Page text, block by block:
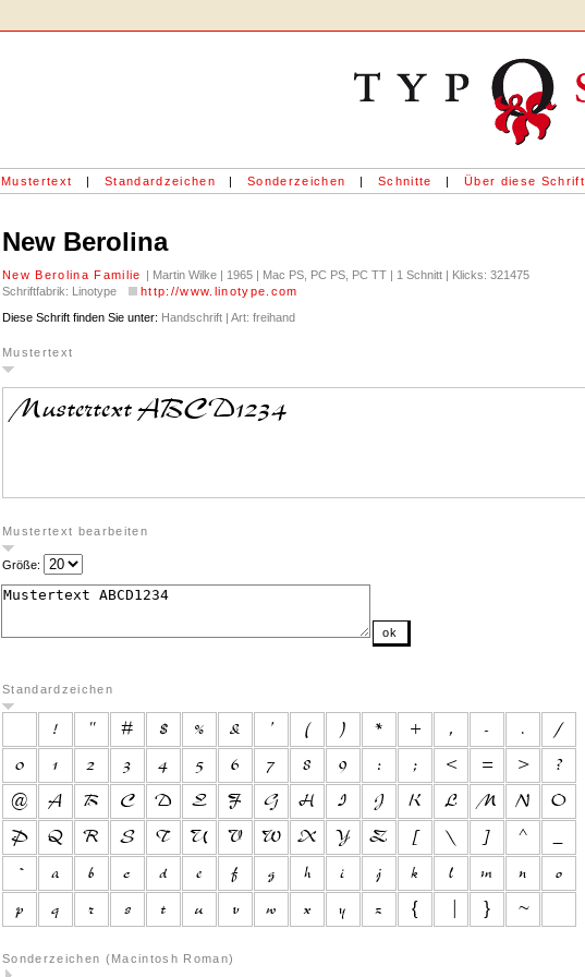
Mustertext | Standardzeichen | Sonderzeichen | Schnitte | Über diese Schrift
New Berolina
New Berolina Familie | Martin Wilke | 1965 | Mac PS, PC PS, PC TT | 1 Schnitt | Klicks: 321475
Schriftfabrik: Linotype
http://www.linotype.com
Diese Schrift finden Sie unter: Handschrift | Art: freihand
Mustertext
Mustertext bearbeiten
Größe:
ok
Standardzeichen
Sonderzeichen (Macintosh Roman)